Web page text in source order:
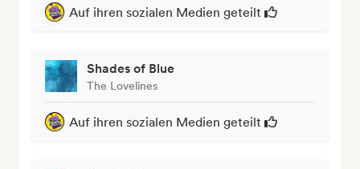
Auf ihren sozialen Medien geteilt
Shades of Blue
The Lovelines
Auf ihren sozialen Medien geteilt